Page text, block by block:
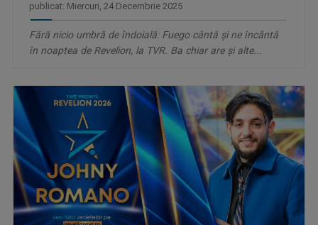
publicat: Miercuri, 24 Decembrie 2025
Fără nicio umbră de îndoială: Fuego cântă şi ne încântă
în noaptea de Revelion, la TVR. Ba chiar are şi alte...